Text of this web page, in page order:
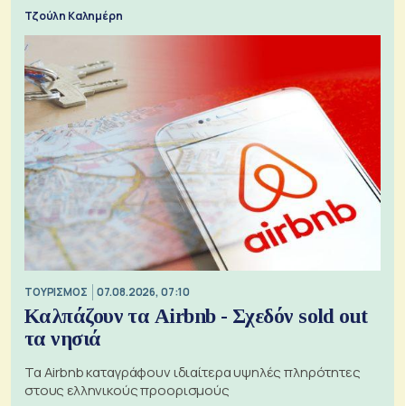
Τζούλη Καλημέρη
ΤΟΥΡΙΣΜΟΣ 07.08.2026, 07:10
Καλπάζουν τα Airbnb - Σχεδόν sold out
τα νησιά
Τα Airbnb καταγράφουν ιδιαίτερα υψηλές πληρότητες
στους ελληνικούς προορισμούς